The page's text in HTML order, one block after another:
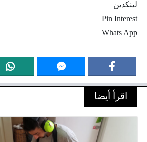
لينكدين
Pin Interest
Whats App
اقرأ أيضا